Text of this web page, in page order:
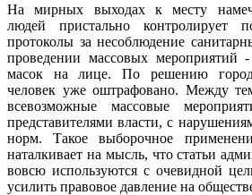
На мирных выходах к месту
людей пристально контролирует
протоколы за несоблюдение
проведении массовых мероприятий
масок на лице. По решению
человек уже оштрафовано. Между
всевозможные массовые
представителями власти, с
норм. Такое выборочное
наталкивает на мысль, что статьи
вовсю используются с очевидной
усилить правовое давление на